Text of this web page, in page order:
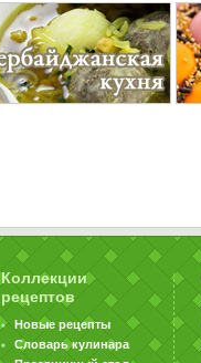
Коллекции
рецептов
Новые рецепты
Словарь кулинара